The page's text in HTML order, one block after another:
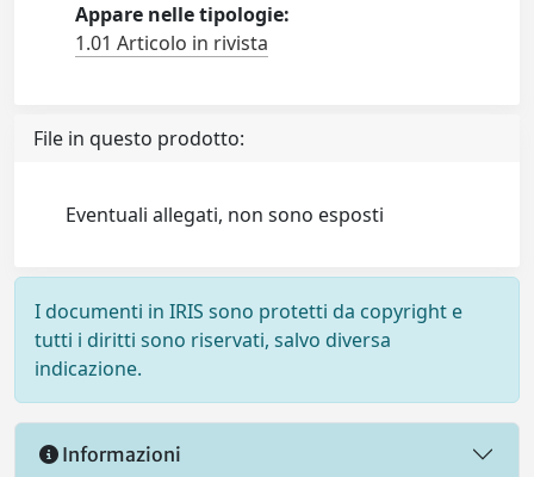
Appare nelle tipologie:
1.01 Articolo in rivista
File in questo prodotto:
Eventuali allegati, non sono esposti
I documenti in IRIS sono protetti da copyright e
tutti i diritti sono riservati, salvo diversa
indicazione.
Informazioni